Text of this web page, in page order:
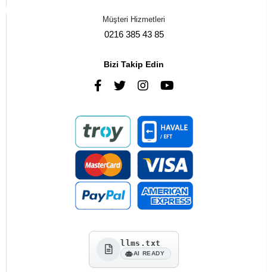
Müşteri Hizmetleri
0216 385 43 85
Bizi Takip Edin
llms.txt
AI READY